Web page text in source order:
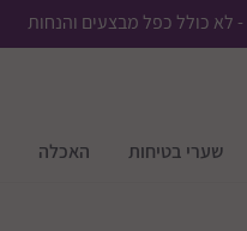
- לא כולל כפל מבצעים והנחות
שערי בטיחות האכלה